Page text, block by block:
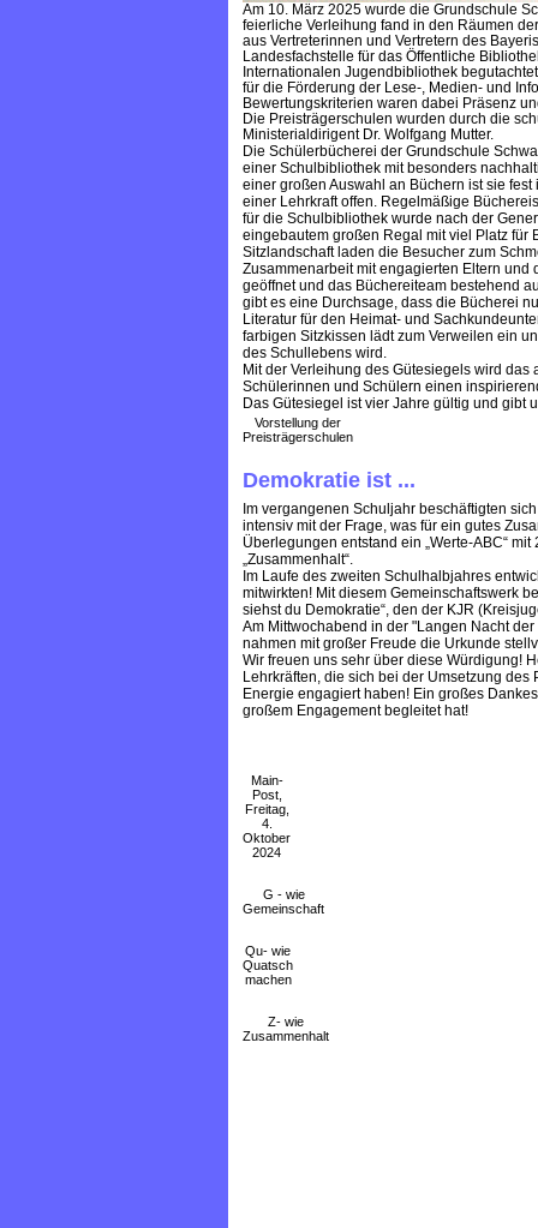
Am 10. März 2025 wurde die Grundschule
feierliche Verleihung fand in den Räumen
aus Vertreterinnen und Vertretern des
Landesfachstelle für das Öffentliche
Internationalen Jugendbibliothek
für die Förderung der Lese-, Medien- und
Bewertungskriterien waren dabei Präsenz
Die Preisträgerschulen wurden durch die
Ministerialdirigent Dr. Wolfgang Mutter.
Die Schülerbücherei der Grundschule
einer Schulbibliothek mit besonders
einer großen Auswahl an Büchern ist sie
einer Lehrkraft offen. Regelmäßige
für die Schulbibliothek wurde nach der
eingebautem großen Regal mit viel Platz für
Sitzlandschaft laden die Besucher zum
Zusammenarbeit mit engagierten Eltern
geöffnet und das Büchereiteam bestehend
gibt es eine Durchsage, dass die Bücherei
Literatur für den Heimat- und
farbigen Sitzkissen lädt zum Verweilen ein
des Schullebens wird.
Mit der Verleihung des Gütesiegels wird
Schülerinnen und Schülern einen
Das Gütesiegel ist vier Jahre gültig und gibt
Vorstellung der
Preisträgerschulen
Demokratie ist ...
Im vergangenen Schuljahr beschäftigten
intensiv mit der Frage, was für ein gutes
Überlegungen entstand ein „Werte-ABC“ mit
„Zusammenhalt“.
Im Laufe des zweiten Schulhalbjahres
mitwirkten! Mit diesem Gemeinschaftswerk
siehst du Demokratie“, den der KJR
Am Mittwochabend in der "Langen Nacht
nahmen mit großer Freude die Urkunde
Wir freuen uns sehr über diese Würdigung!
Lehrkräften, die sich bei der Umsetzung
Energie engagiert haben! Ein großes
großem Engagement begleitet hat!
Main-
Post,
Freitag,
4.
Oktober
2024
G - wie
Gemeinschaft
Qu- wie
Quatsch
machen
Z- wie
Zusammenhalt